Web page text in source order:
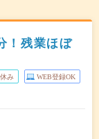
！残業ほぼ
み WEB登録OK